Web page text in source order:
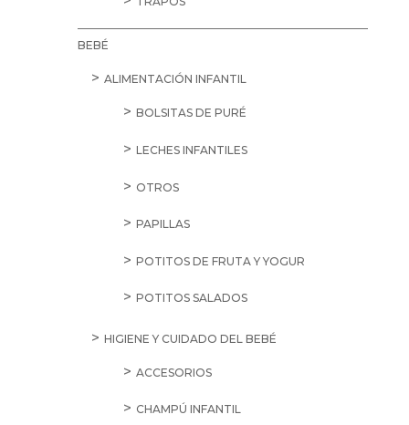
BEBÉ
ALIMENTACIÓN INFANTIL
BOLSITAS DE PURÉ
LECHES INFANTILES
OTROS
PAPILLAS
POTITOS DE FRUTA Y YOGUR
POTITOS SALADOS
HIGIENE Y CUIDADO DEL BEBÉ
ACCESORIOS
CHAMPÚ INFANTIL